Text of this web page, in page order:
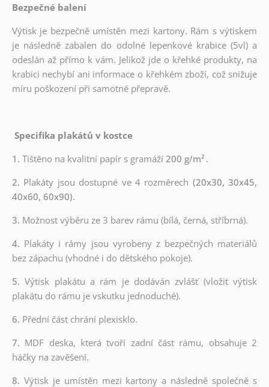
Bezpečné balení
Výtisk je bezpečně umístěn mezi kartony. Rám s výtiskem
je následně zabalen do odolné lepenkové krabice (5vl) a
odeslán až přímo k vám. Jelikož jde o křehké produkty, na
krabici nechybí ani informace o křehkém zboží, což snižuje
míru poškození při samotné přepravě.
Specifika plakátů v kostce
1. Tištěno na kvalitní papír s gramáží200 g/m² .
2. Plakáty jsou dostupné ve 4 rozměrech (20x30, 30x45,
40x60, 60x90).
3. Možnost výběru ze 3 barev rámu (bílá, černá, stříbrná).
4. Plakáty i rámy jsou vyrobeny z bezpečných materiálů
bez zápachu (vhodné i do dětského pokoje).
5.Výtisk plakátu a rám je dodáván zvlášť (vložit výtisk
plakátu do rámu je vskutku jednoduché).
6. Přední část chrání plexisklo.
7. MDF deska, která tvoří zadní část rámu, obsahuje 2
háčky na zavěšení.
8. Výtisk je umístěn mezi kartony a následně společně s